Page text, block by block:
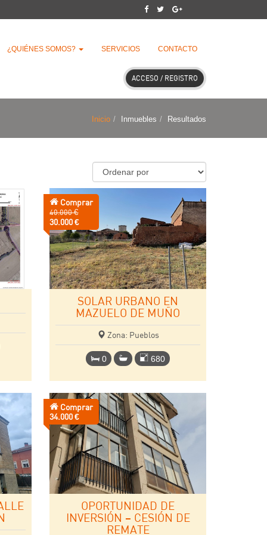
¿QUIÉNES SOMOS? SERVICIOS CONTACTO
ACCESO / REGISTRO
Inicio Inmuebles Resultados
SOLAR URBANO EN
MAZUELO DE MUÑO
Comprar
Precio
anterior:
40.000 €
Precio:
30.000 €
Zona: Pueblos
0 680
OPORTUNIDAD DE
INVERSIÓN – CESIÓN DE
REMATE
Comprar
Precio:
34.000 €